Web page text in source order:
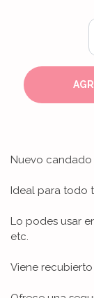
Nuevo candado
Ideal para todo
Lo podes usar
etc.
Viene